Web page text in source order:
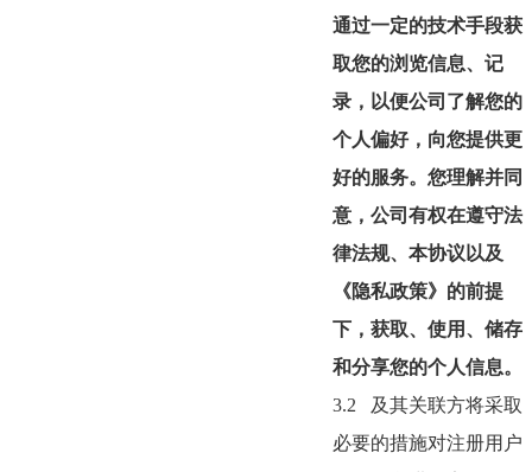
通过一定的技术手段获
取您的浏览信息、记
录，以便公司了解您的
个人偏好，向您提供更
好的服务。您理解并同
意，公司有权在遵守法
律法规、本协议以及
《隐私政策》的前提
下，获取、使用、储存
和分享您的个人信息。
3.2
及其关联方将采取
必要的措施对注册用户